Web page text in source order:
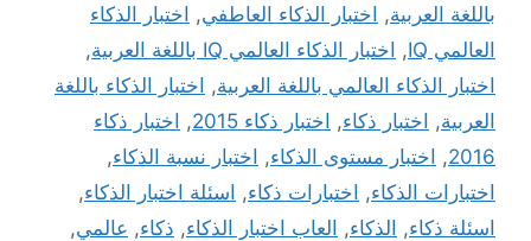
باللغة العربية, اختبار الذكاء العاطفي, اختبار الذكاء
العالمي IQ
, اختبار الذكاء العالمي IQ باللغة العربية
,
اختبار الذكاء العالمي باللغة العربية, اختبار الذكاء باللغة
العربية, اختبار ذكاء, اختبار ذكاء 2015 , اختبار ذكاء
2016
, اختبار مستوى الذكاء, اختبار نسبة الذكاء,
اختبارات الذكاء, اختبارات ذكاء, اسئلة اختبار الذكاء,
اسئلة ذكاء, الذكاء, العاب اختبار الذكاء, ذكاء, عالمي,